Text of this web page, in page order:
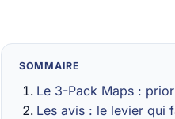
SOMMAIRE
Le 3-Pack Maps :
Les avis : le levier qui